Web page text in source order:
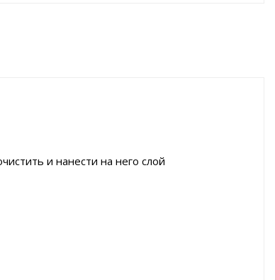
и нанести на него слой